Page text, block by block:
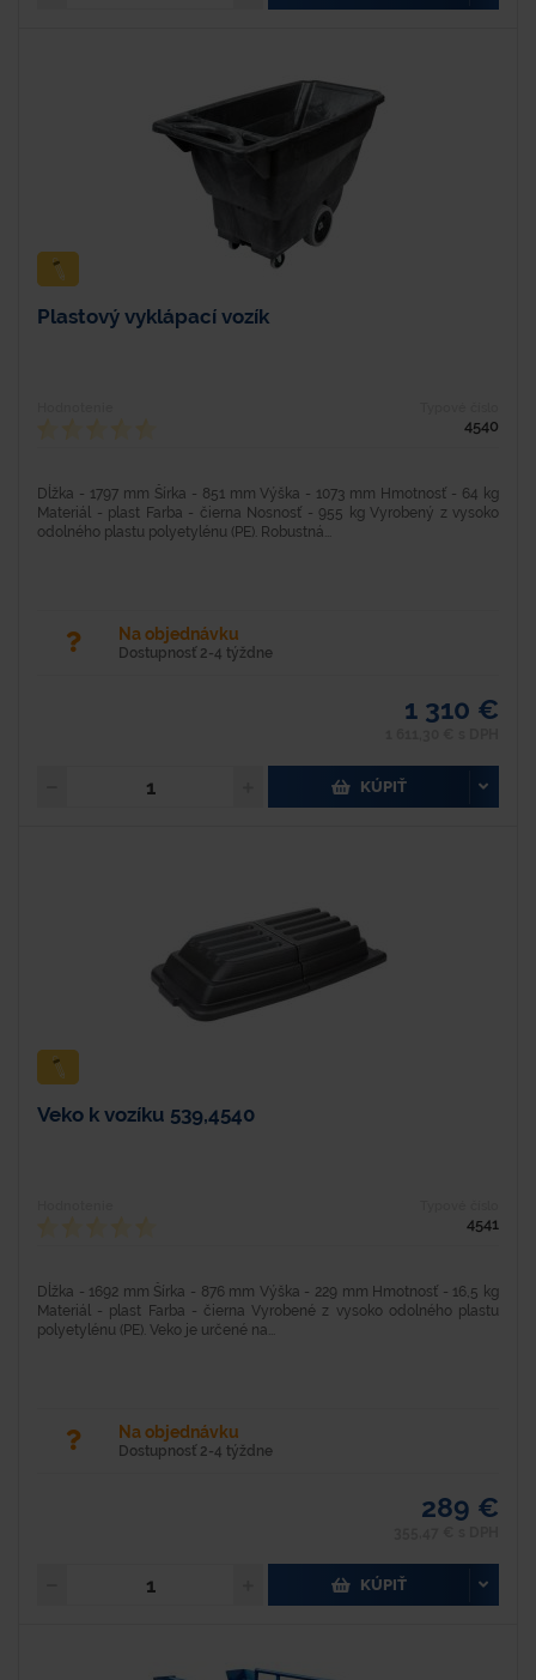
Plastový vyklápací vozík
4540
Dĺžka - 1797 mm Šírka - 851 mm Výška - 1073 mm Hmotnosť - 64 kg
Materiál - plast Farba - čierna Nosnosť - 955 kg Vyrobený z vysoko
odolného plastu polyetylénu (PE). Robustná...
Na objednávku
Dostupnosť 2-4 týždne
1 310 €
KÚPIŤ
Veko k vozíku 539,4540
4541
Dĺžka - 1692 mm Šírka - 876 mm Výška - 229 mm Hmotnosť - 16,5 kg
Materiál - plast Farba - čierna Vyrobené z vysoko odolného plastu
polyetylénu (PE). Veko je určené na...
Na objednávku
Dostupnosť 2-4 týždne
289 €
KÚPIŤ